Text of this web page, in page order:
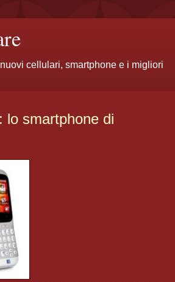
cellulari, smartphone e i migliori
lo smartphone di